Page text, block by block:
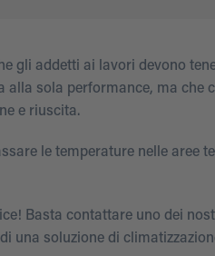
gli addetti ai lavori devono
alla sola performance, ma che
e riuscita.
le temperature nelle aree
Basta contattare uno dei
una soluzione di